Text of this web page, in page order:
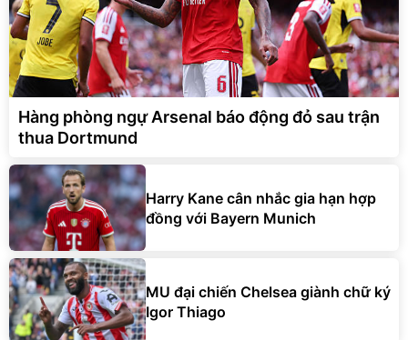
Hàng phòng ngự Arsenal báo động đỏ sau trận
thua Dortmund
Harry Kane cân nhắc gia hạn hợp
đồng với Bayern Munich
MU đại chiến Chelsea giành chữ ký
Igor Thiago